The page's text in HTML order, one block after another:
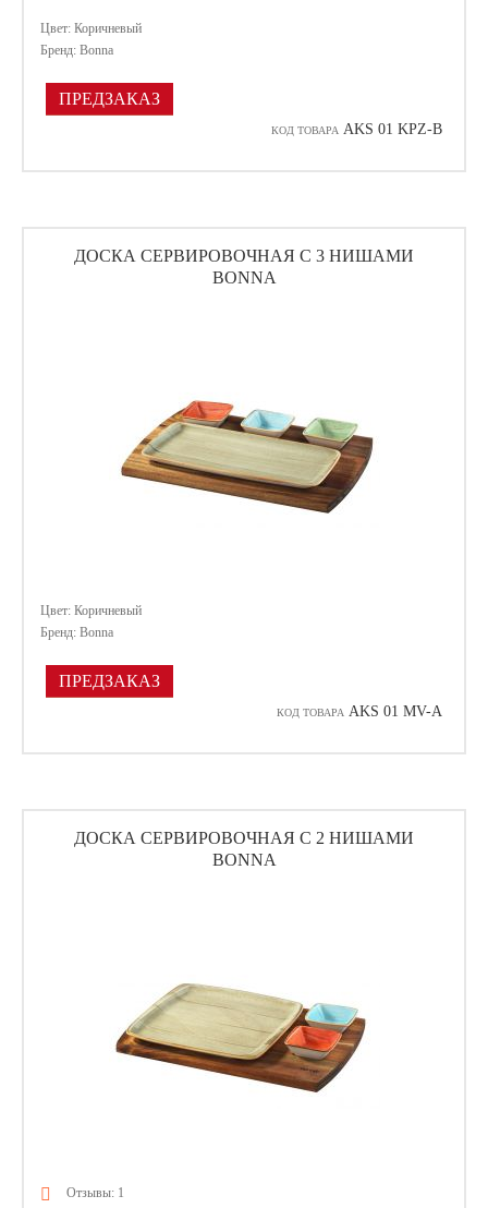
Цвет: Коричневый
Бренд: Bonna
ПРЕДЗАКАЗ
КОД ТОВАРА AKS 01 KPZ-B
ДОСКА СЕРВИРОВОЧНАЯ С 3 НИШАМИ
BONNA
Цвет: Коричневый
Бренд: Bonna
ПРЕДЗАКАЗ
КОД ТОВАРА AKS 01 MV-A
ДОСКА СЕРВИРОВОЧНАЯ С 2 НИШАМИ
BONNA
Отзывы: 1